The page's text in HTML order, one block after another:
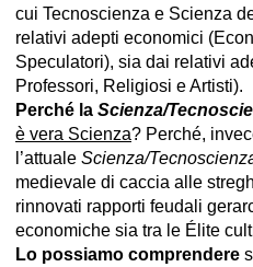
cui Tecnoscienza e Scienza
relativi adepti economici
Speculatori), sia dai relativi
Professori, Religiosi e Artisti).
Perché la Scienza/
è vera Scienza? Perché,
l’attuale Scienza/
medievale di caccia alle
rinnovati rapporti feudali
economiche sia tra le Élite
Lo possiamo comprendere